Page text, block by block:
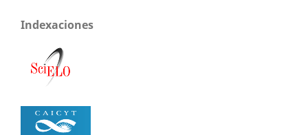
Indexaciones